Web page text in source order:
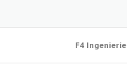
F4 Ingenierie